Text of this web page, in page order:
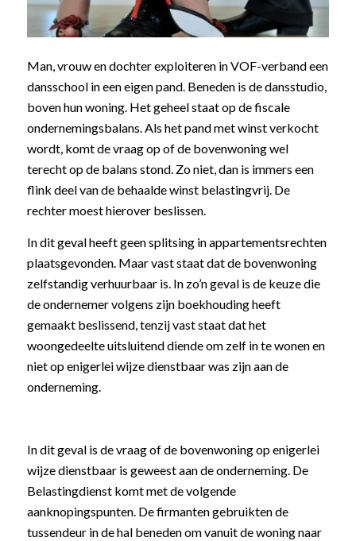
Man, vrouw en dochter exploiteren in VOF-verband een
dansschool in een eigen pand. Beneden is de dansstudio,
boven hun woning. Het geheel staat op de fiscale
ondernemingsbalans. Als het pand met winst verkocht
wordt, komt de vraag op of de bovenwoning wel
terecht op de balans stond. Zo niet, dan is immers een
flink deel van de behaalde winst belastingvrij. De
rechter moest hierover beslissen.
In dit geval heeft geen splitsing in appartementsrechten
plaatsgevonden. Maar vast staat dat de bovenwoning
zelfstandig verhuurbaar is. In zo’n geval is de keuze die
de ondernemer volgens zijn boekhouding heeft
gemaakt beslissend, tenzij vast staat dat het
woongedeelte uitsluitend diende om zelf in te wonen en
niet op enigerlei wijze dienstbaar was zijn aan de
onderneming.
In dit geval is de vraag of de bovenwoning op enigerlei
wijze dienstbaar is geweest aan de onderneming. De
Belastingdienst komt met de volgende
aanknopingspunten. De firmanten gebruikten de
tussendeur in de hal beneden om vanuit de woning naar